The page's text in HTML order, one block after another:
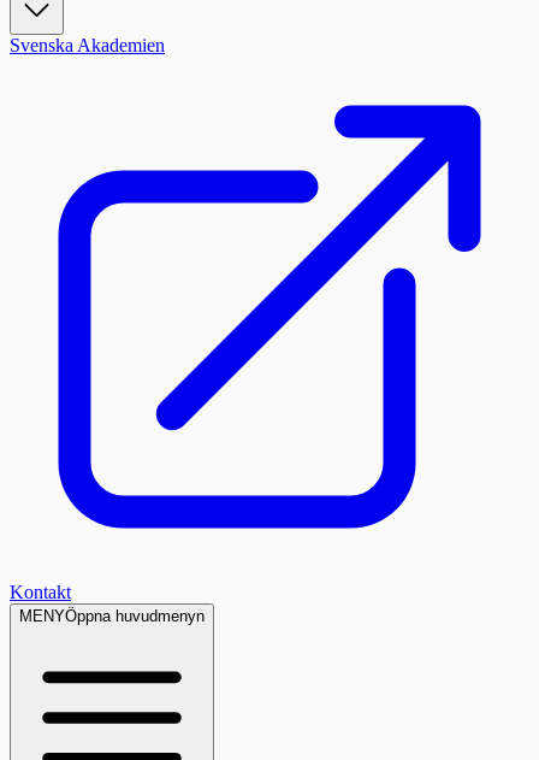
Svenska Akademien
Kontakt
MENYÖppna huvudmenyn